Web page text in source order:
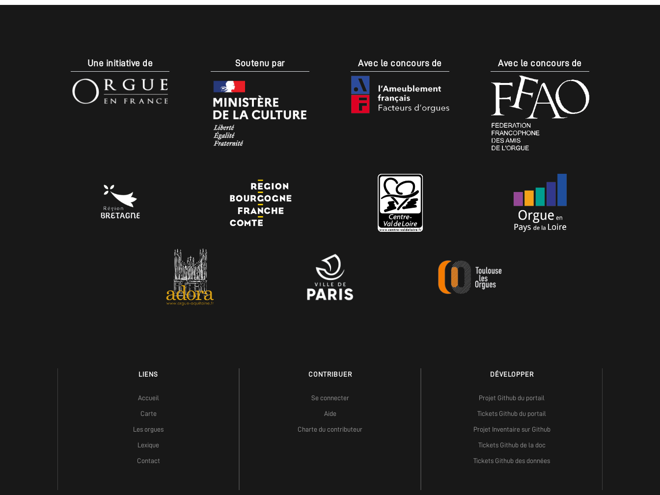
Une initiative de Soutenu par Avec le concours de Avec le concours de
LIENS
Accueil
Carte
Les orgues
Lexique
Contact
CONTRIBUER
Se connecter
Aide
Charte du contributeur
DÉVELOPPER
Projet Github du portail
Tickets Github du portail
Projet Inventaire sur Github
Tickets Github de la doc
Tickets Github des données